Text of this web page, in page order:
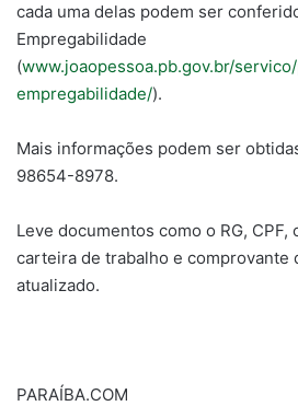
cada uma delas podem ser
Empregabilidade
(www.joaopessoa.pb.gov.br/
empregabilidade/).
Mais informações podem ser
98654-8978.
Leve documentos como o RG,
carteira de trabalho e comprovante
atualizado.
PARAÍBA.COM